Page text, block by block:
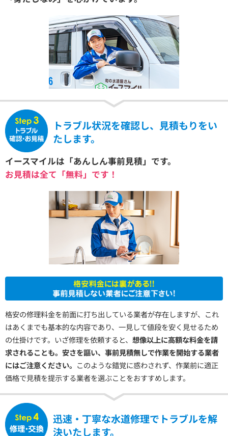
トラブル状況を確認し、見積もりをい
たします。
イースマイルは「あんしん事前見積」です。
お見積は全て「無料」です！
格安の修理料金を前面に打ち出している業者が存在しますが、これ
はあくまでも基本的な内容であり、一見して値段を安く見せるため
の仕掛けです。いざ修理を依頼すると、 想像以上に高額な料金を請
求されることも。安さを謳い、事前見積無しで作業を開始する業者
にはご注意ください。 このような錯覚に惑わされず、作業前に適正
価格で見積を提示する業者を選ぶことをおすすめします。
迅速・丁寧な水道修理でトラブルを解
決いたします。